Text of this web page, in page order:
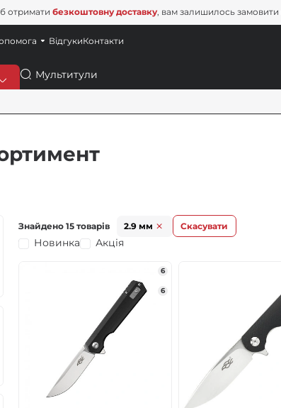
отримати безкоштовну доставку, вам залишилось
пальники
Пошук
ВідгукиКонтакти
Знайдено 15 товарів 2.9 мм Скасувати
Новинка Акція
6
6